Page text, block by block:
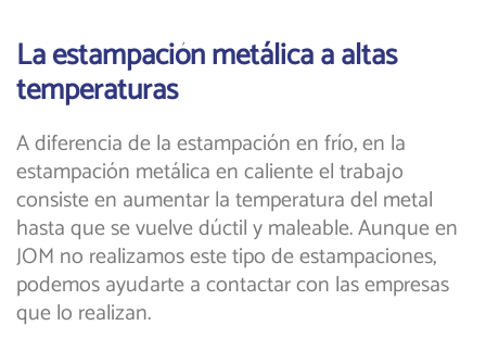
La estampación metálica a altas
temperaturas
A diferencia de la estampación en frío, en la
estampación metálica en caliente el trabajo
consiste en aumentar la temperatura del metal
hasta que se vuelve dúctil y maleable. Aunque en
JOM no realizamos este tipo de estampaciones,
podemos ayudarte a contactar con las empresas
que lo realizan.